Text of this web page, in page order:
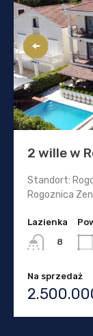
2 wille w
Standort:
Rogoznica
Lazienka
8
Na sprzedaż